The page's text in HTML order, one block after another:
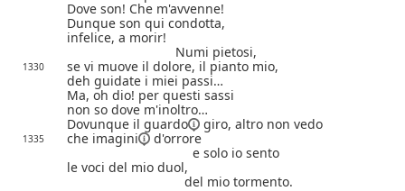
Dove son! Che m'avvenne!
Dunque son qui condotta,
infelice, a morir!
Numi pietosi,
1330
se vi muove il dolore, il pianto mio,
deh guidate i miei passi…
Ma, oh dio! per questi sassi
non so dove m'inoltro…
Dovunque il guardo giro, altro non vedo
1335 che imagini
d'orrore
e solo io sento
le voci del mio duol,
del mio tormento.